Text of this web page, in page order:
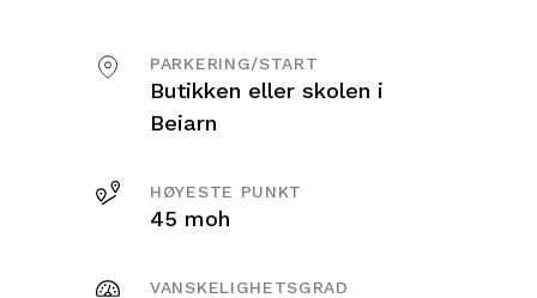
PARKERING/START
Butikken eller skolen i
Beiarn
HØYESTE PUNKT
45 moh
VANSKELIGHETSGRAD